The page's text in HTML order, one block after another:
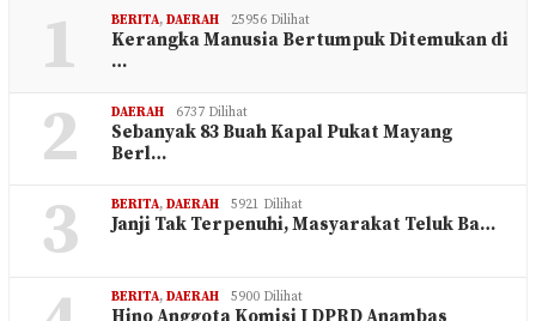
1 BERITA, DAERAH 25956 Dilihat
Kerangka Manusia Bertumpuk Ditemukan di
…
2 DAERAH 6737 Dilihat
Sebanyak 83 Buah Kapal Pukat Mayang
Berl…
3 BERITA, DAERAH 5921 Dilihat
Janji Tak Terpenuhi, Masyarakat Teluk Ba…
BERITA, DAERAH 5900 Dilihat